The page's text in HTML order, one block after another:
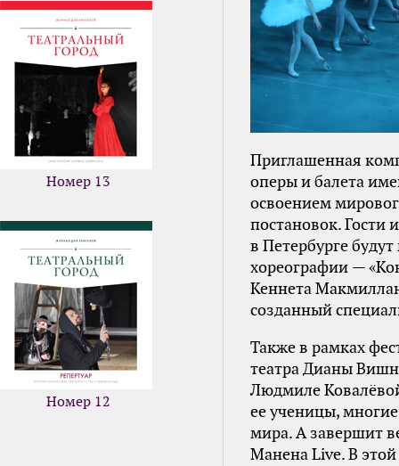
Номер 13
Номер 12
Приглашенная
оперы и балета
освоением
постановок. Гости
в Петербурге
хореографии —
Кеннета
созданный
Также в рамках
театра Дианы
Людмиле
ее ученицы,
мира. А завершит
Манена Live. В